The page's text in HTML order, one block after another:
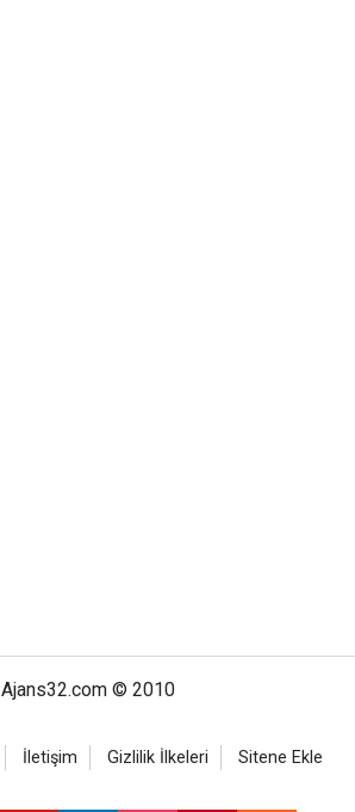
Ajans32.com © 2010
İletişim Gizlilik İlkeleri Sitene Ekle